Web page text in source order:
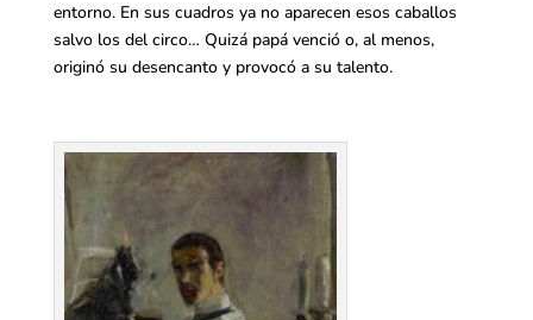
entorno. En sus cuadros ya no aparecen esos caballos
salvo los del circo… Quizá papá venció o, al menos,
originó su desencanto y provocó a su talento.